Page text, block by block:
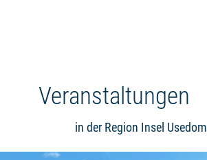
Veranstaltungen
in der Region Insel Usedom